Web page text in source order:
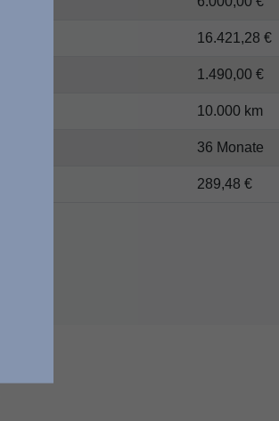
16.421,28 €
1.490,00 €
10.000 km
36 Monate
289,48 €